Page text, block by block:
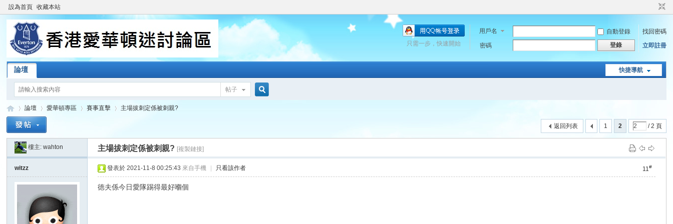
設為首頁 收藏本站
用戶名 自動登錄
找回密碼
密碼
登錄 立即註冊
只需一步，快速開始
快捷導航
論壇
帖子
»
論壇
›
愛華頓專區 賽事直擊
›
主場拔刺定係被刺親?
1 2 / 2 頁
返回列表
樓主:wahton 主場拔刺定係被刺親? [複製鏈接]
witzz 11#
發表於 2021-11-8 00:25:43 來自手機 只看該作者
徳夫係今日愛隊踢得最好嗰個